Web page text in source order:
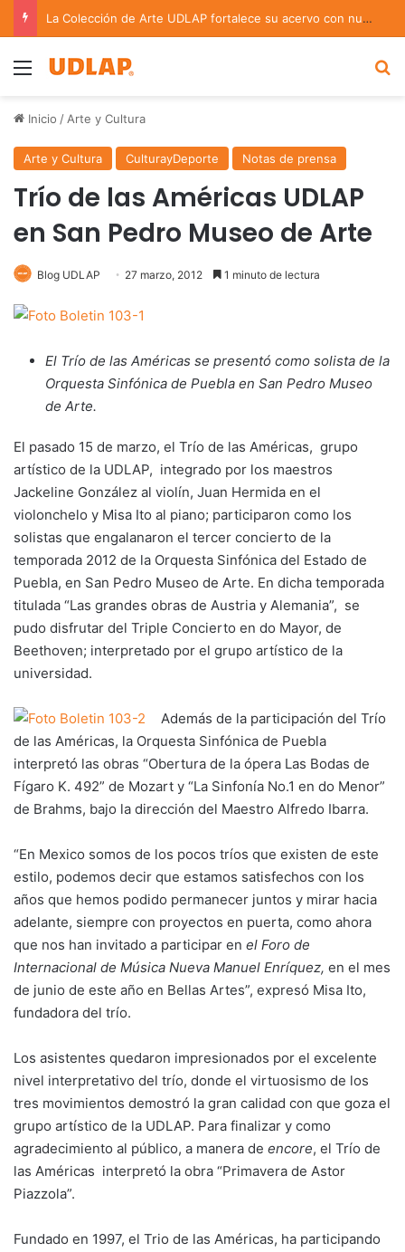
La Colección de Arte UDLAP fortalece su acervo con nuevas obras de artistas emergentes y consolidados
Menu
Inicio / Arte y Cultura
Arte y Cultura CulturayDeporte Notas de prensa
Trío de las Américas UDLAP
en San Pedro Museo de Arte
Blog UDLAP 27 marzo, 2012 1 minuto de lectura
El Trío de las Américas se presentó como solista de la
Orquesta Sinfónica de Puebla en San Pedro Museo
de Arte.
El pasado 15 de marzo, el Trío de las Américas, grupo
artístico de la UDLAP, integrado por los maestros
Jackeline González al violín, Juan Hermida en el
violonchelo y Misa Ito al piano; participaron como los
solistas que engalanaron el tercer concierto de la
temporada 2012 de la Orquesta Sinfónica del Estado de
Puebla, en San Pedro Museo de Arte. En dicha temporada
titulada “Las grandes obras de Austria y Alemania”, se
pudo disfrutar del Triple Concierto en do Mayor, de
Beethoven; interpretado por el grupo artístico de la
universidad.
Además de la participación del Trío
de las Américas, la Orquesta Sinfónica de Puebla
interpretó las obras “Obertura de la ópera Las Bodas de
Fígaro K. 492” de Mozart y “La Sinfonía No.1 en do Menor”
de Brahms, bajo la dirección del Maestro Alfredo Ibarra.
“En Mexico somos de los pocos tríos que existen de este
estilo, podemos decir que estamos satisfechos con los
años que hemos podido permanecer juntos y mirar hacia
adelante, siempre con proyectos en puerta, como ahora
que nos han invitado a participar en el Foro de
Internacional de Música Nueva Manuel Enríquez, en el mes
de junio de este año en Bellas Artes”, expresó Misa Ito,
fundadora del trío.
Los asistentes quedaron impresionados por el excelente
nivel interpretativo del trío, donde el virtuosismo de los
tres movimientos demostró la gran calidad con que goza el
grupo artístico de la UDLAP. Para finalizar y como
agradecimiento al público, a manera de encore, el Trío de
las Américas interpretó la obra “Primavera de Astor
Piazzola”.
Fundado en 1997, el Trio de las Américas, ha participando